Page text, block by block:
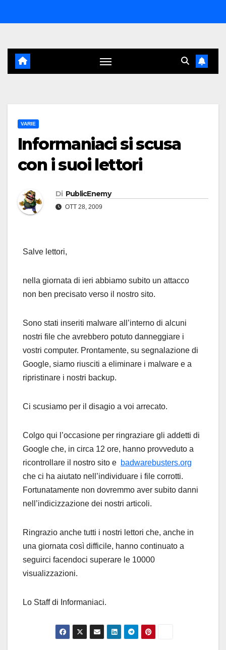
al
VARIE
Informaniaci si scusa
con i suoi lettori
Di PublicEnemy
OTT 28, 2009
Salve lettori,
nella giornata di ieri abbiamo subito un attacco
non ben precisato verso il nostro sito.
Sono stati inseriti malware all’interno di alcuni
nostri file che avrebbero potuto danneggiare i
vostri computer. Prontamente, su segnalazione di
Google, siamo riusciti a eliminare i malware e a
ripristinare i nostri backup.
Ci scusiamo per il disagio a voi arrecato.
Colgo qui l’occasione per ringraziare gli addetti di
Google che, in circa 12 ore, hanno provveduto a
ricontrollare il nostro sito e badwarebusters.org
che ci ha aiutato nell’individuare i file corrotti.
Fortunatamente non dovremmo aver subito danni
nell’indicizzazione dei nostri articoli.
Ringrazio anche tutti i nostri lettori che, anche in
una giornata così difficile, hanno continuato a
seguirci facendoci superare le 10000
visualizzazioni.
Lo Staff di Informaniaci.